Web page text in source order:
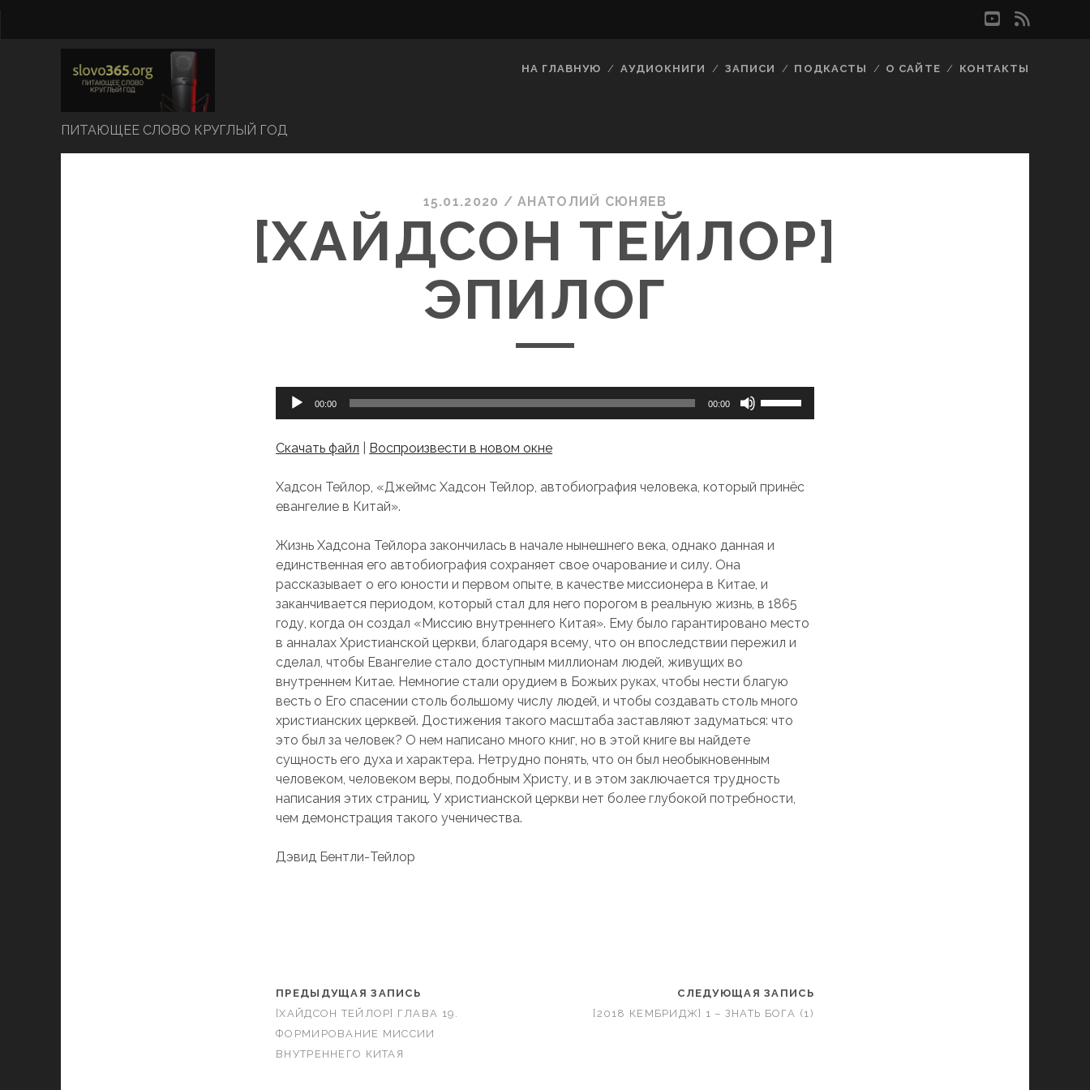
youtube
rss
ПИТАЮЩЕЕ СЛОВО КРУГЛЫЙ ГОД
НА ГЛАВНУЮ АУДИОКНИГИ ЗАПИСИ ПОДКАСТЫ О САЙТЕ КОНТАКТЫ
15.01.2020 /АНАТОЛИЙ СЮНЯЕВ
[ХАЙДСОН ТЕЙЛОР]
ЭПИЛОГ
Аудиоплеер
00:00 00:00
увеличить
громкость.
Скачать файл Воспроизвести в новом окне
Хадсон Тейлор, «Джеймс Хадсон Тейлор, автобиография человека, который принёс
евангелие в Китай».
Жизнь Хадсона Тейлора закончилась в начале нынешнего века, однако данная и
единственная его автобиография сохраняет свое очарование и силу. Она
рассказывает о его юности и первом опыте, в качестве миссионера в Китае, и
заканчивается периодом, который стал для него порогом в реальную жизнь, в 1865
году, когда он создал «Миссию внутреннего Китая». Ему было гарантировано место
в анналах Христианской церкви, благодаря всему, что он впоследствии пережил и
сделал, чтобы Евангелие стало доступным миллионам людей, живущих во
внутреннем Китае. Немногие стали орудием в Божьих руках, чтобы нести благую
весть о Его спасении столь большому числу людей, и чтобы создавать столь много
христианских церквей. Достижения такого масштаба заставляют задуматься: что
это был за человек? О нем написано много книг, но в этой книге вы найдете
сущность его духа и характера. Нетрудно понять, что он был необыкновенным
человеком, человеком веры, подобным Христу, и в этом заключается трудность
написания этих страниц. У христианской церкви нет более глубокой потребности,
чем демонстрация такого ученичества.
Дэвид Бентли-Тейлор
ПРЕДЫДУЩАЯ ЗАПИСЬ
[ХАЙДСОН ТЕЙЛОР] ГЛАВА 19.
ФОРМИРОВАНИЕ МИССИИ
ВНУТРЕННЕГО КИТАЯ
СЛЕДУЮЩАЯ ЗАПИСЬ
[2018 КЕМБРИДЖ] 1 – ЗНАТЬ БОГА (1)